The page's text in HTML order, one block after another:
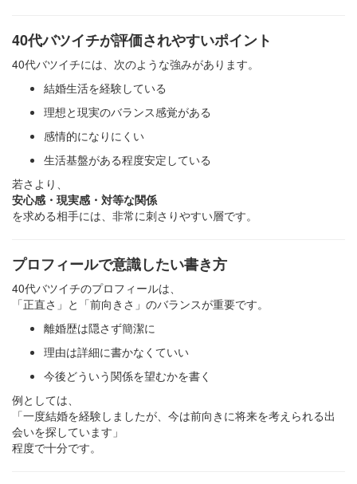
40代バツイチが評価されやすいポイント
40代バツイチには、次のような強みがあります。
結婚生活を経験している
理想と現実のバランス感覚がある
感情的になりにくい
生活基盤がある程度安定している
若さより、
安心感・現実感・対等な関係
を求める相手には、非常に刺さりやすい層です。
プロフィールで意識したい書き方
40代バツイチのプロフィールは、
「正直さ」と「前向きさ」のバランスが重要です。
離婚歴は隠さず簡潔に
理由は詳細に書かなくていい
今後どういう関係を望むかを書く
例としては、
「一度結婚を経験しましたが、今は前向きに将来を考えられる出
会いを探しています」
程度で十分です。